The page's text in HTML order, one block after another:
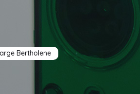
Bertholene